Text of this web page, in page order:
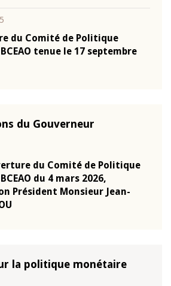
du Comité de Politique
tenue le 17 septembre
du Gouverneur
du Comité de Politique
du 4 mars 2026,
Président Monsieur Jean-
la politique monétaire